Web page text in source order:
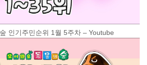
인기주민순위 1월 5주차 – Youtube